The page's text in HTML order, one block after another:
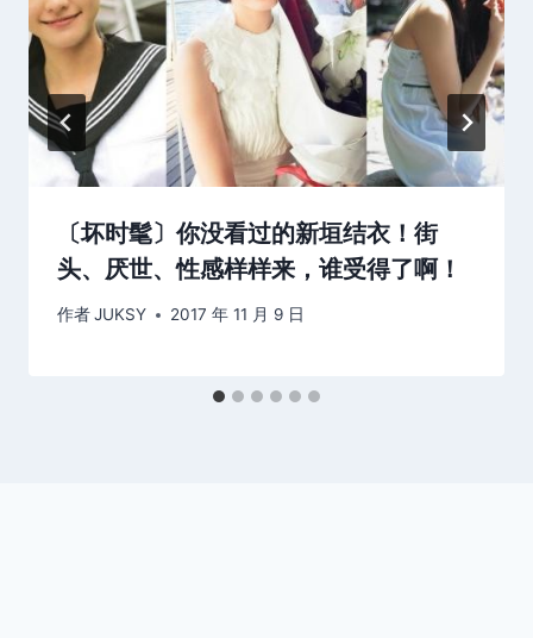
〔坏时髦〕你没看过的新垣结衣！街
头、厌世、性感样样来，谁受得了啊！
作者JUKSY 2017 年 11 月 9 日